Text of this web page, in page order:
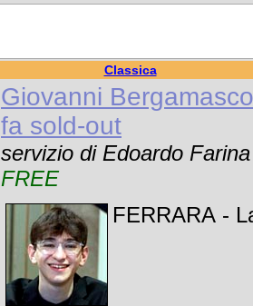
Classica
Giovanni Bergamasco
fa sold-out
servizio di Edoardo Farina
FREE
FERRARA -